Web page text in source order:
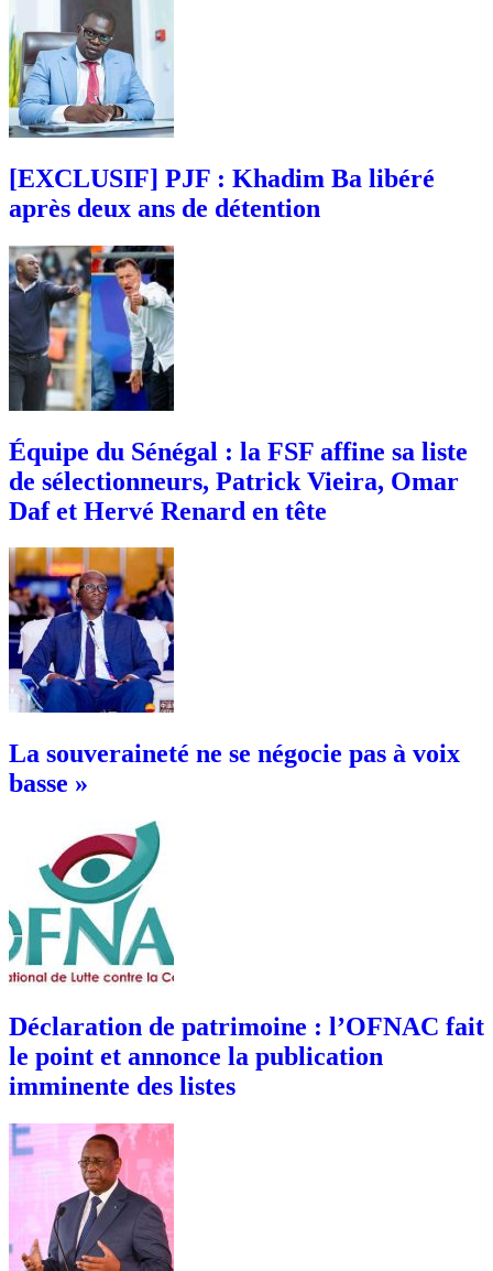
[EXCLUSIF] PJF : Khadim Ba libéré
après deux ans de détention
Équipe du Sénégal : la FSF affine sa liste
de sélectionneurs, Patrick Vieira, Omar
Daf et Hervé Renard en tête
La souveraineté ne se négocie pas à voix
basse »
Déclaration de patrimoine : l’OFNAC fait
le point et annonce la publication
imminente des listes